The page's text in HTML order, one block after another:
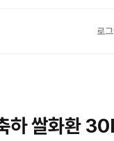
로
하 쌀화환